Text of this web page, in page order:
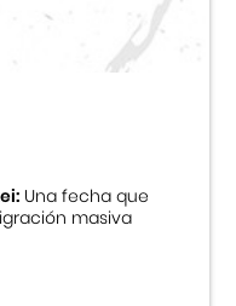
Una fecha que
masiva